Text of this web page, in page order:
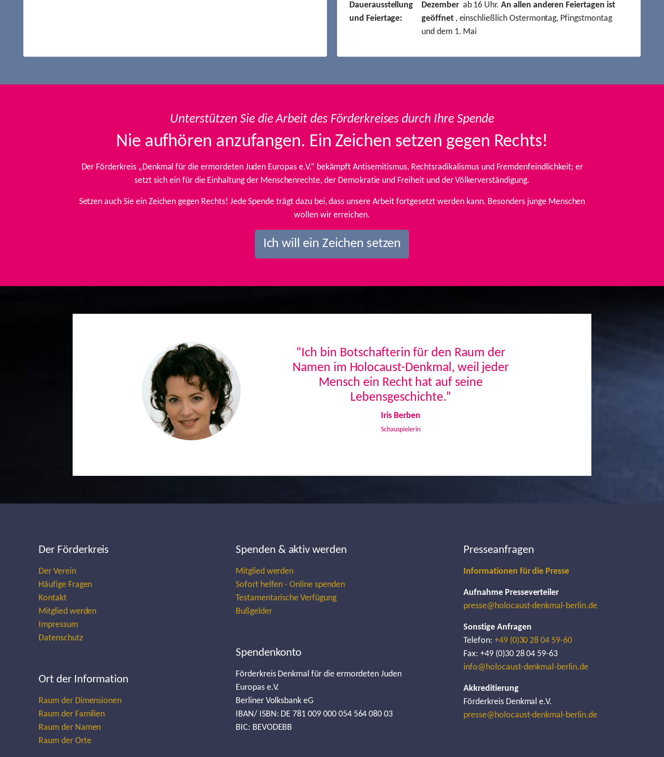
Dauerausstellung
und Feiertage:
Dezemberab 16 Uhr.An allen anderen Feiertagen ist
geöffnet, einschließlich Ostermontag, Pfingstmontag
und dem 1. Mai
Unterstützen Sie die Arbeit des Förderkreises durch Ihre Spende
Nie aufhören anzufangen. Ein Zeichen setzen gegen Rechts!
Der Förderkreis „Denkmal für die ermordeten Juden Europas e.V.“ bekämpft Antisemitismus, Rechtsradikalismus und Fremdenfeindlichkeit; er
setzt sich ein für die Einhaltung der Menschenrechte, der Demokratie und Freiheit und der Völkerverständigung.
Setzen auch Sie ein Zeichen gegen Rechts! Jede Spende trägt dazu bei, dass unsere Arbeit fortgesetzt werden kann. Besonders junge Menschen
wollen wir erreichen.
Ich will ein Zeichen setzen
“Ich bin Botschafterin für den Raum der
Namen im Holocaust-Denkmal, weil jeder
Mensch ein Recht hat auf seine
Lebensgeschichte.”
Iris Berben
Schauspielerin
Previous
Der Förderkreis
Der Verein
Häufige Fragen
Kontakt
Mitglied werden
Impressum
Datenschutz
Ort der Information
Raum der Dimensionen
Raum der Familien
Raum der Namen
Raum der Orte
Spenden & aktiv werden
Mitglied werden
Sofort helfen - Online spenden
Testamentarische Verfügung
Bußgelder
Spendenkonto
Förderkreis Denkmal für die ermordeten Juden
Europas e.V.
Berliner Volksbank eG
IBAN/ ISBN: DE 781 009 000 054 564 080 03
BIC: BEVODEBB
Presseanfragen
Informationen für die Presse
Aufnahme Presseverteiler
presse@holocaust-denkmal-berlin.de
Sonstige Anfragen
Telefon: +49 (0)30 28 04 59-60
Fax: +49 (0)30 28 04 59-63
info@holocaust-denkmal-berlin.de
Akkreditierung
Förderkreis Denkmal e.V.
presse@holocaust-denkmal-berlin.de